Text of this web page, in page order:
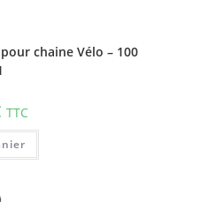
chaine Vélo – 100
TTC